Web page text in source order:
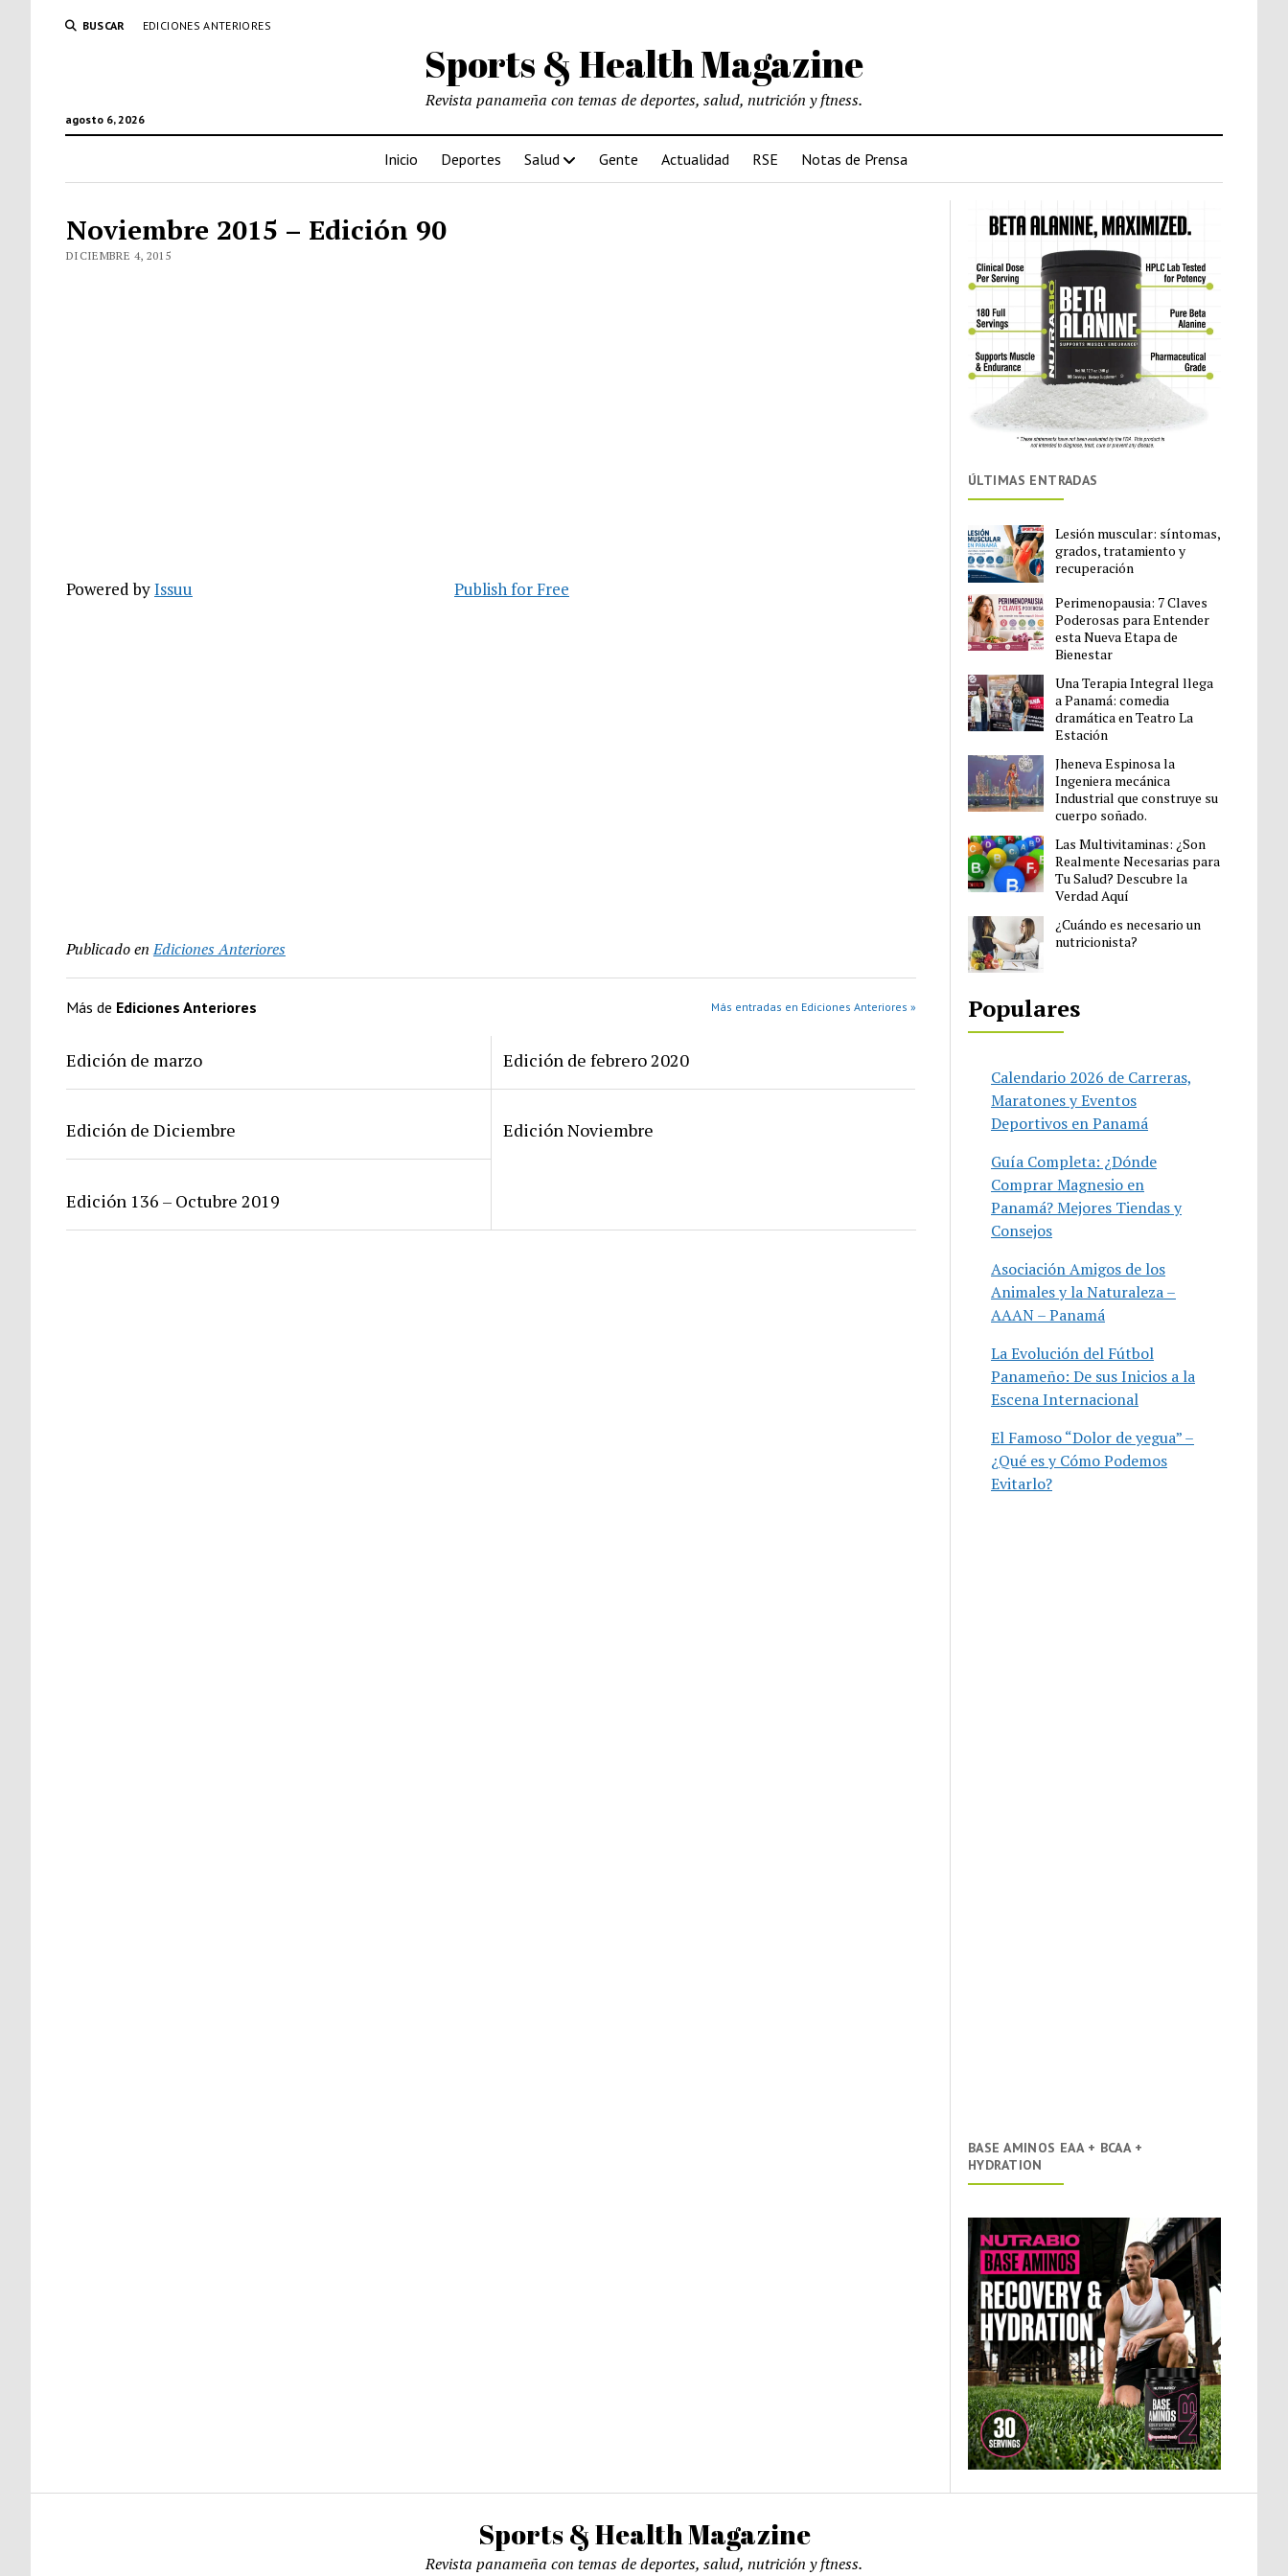
BUSCAR EDICIONES ANTERIORES
Sports & Health Magazine
agosto 6, 2026
Revista panameña con temas de deportes, salud, nutrición y ftness.
Inicio Deportes Salud Gente Actualidad RSE Notas de Prensa
Noviembre 2015 – Edición 90
DICIEMBRE 4, 2015
Powered byIssuu Publish for Free
Publicado en Ediciones Anteriores
Más de Ediciones Anteriores Más entradas en Ediciones Anteriores »
Edición de marzo Edición de febrero 2020
Edición de Diciembre Edición Noviembre
Edición 136 – Octubre 2019
ÚLTIMAS ENTRADAS
Lesión muscular: síntomas,
grados, tratamiento y
recuperación
Perimenopausia: 7 Claves
Poderosas para Entender
esta Nueva Etapa de
Bienestar
Una Terapia Integral llega
a Panamá: comedia
dramática en Teatro La
Estación
Jheneva Espinosa la
Ingeniera mecánica
Industrial que construye su
cuerpo soñado.
Las Multivitaminas: ¿Son
Realmente Necesarias para
Tu Salud? Descubre la
Verdad Aquí
¿Cuándo es necesario un
nutricionista?
Populares
Calendario 2026 de Carreras,
Maratones y Eventos
Deportivos en Panamá
Guía Completa: ¿Dónde
Comprar Magnesio en
Panamá? Mejores Tiendas y
Consejos
Asociación Amigos de los
Animales y la Naturaleza –
AAAN – Panamá
La Evolución del Fútbol
Panameño: De sus Inicios a la
Escena Internacional
El Famoso “Dolor de yegua” –
¿Qué es y Cómo Podemos
Evitarlo?
BASE AMINOS EAA + BCAA +
HYDRATION
Sports & Health Magazine
Revista panameña con temas de deportes, salud, nutrición y ftness.